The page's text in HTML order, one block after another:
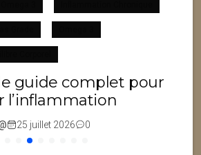
guide complet pour
l’inflammation
25 juillet 2026 0